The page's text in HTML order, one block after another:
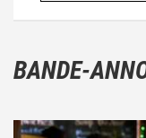
BANDE-